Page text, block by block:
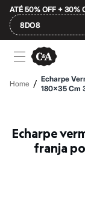
ATÉ 50% OFF + 30%
8DO8
Ofertas
Compre por
Feminino
Masculino
2 calçados por
2 peças por
3 lingeries por
3 itens de beleza
Home / Echarpe
180x35 Cm
Echarpe vermelha c xadrez preto e branco c
franja